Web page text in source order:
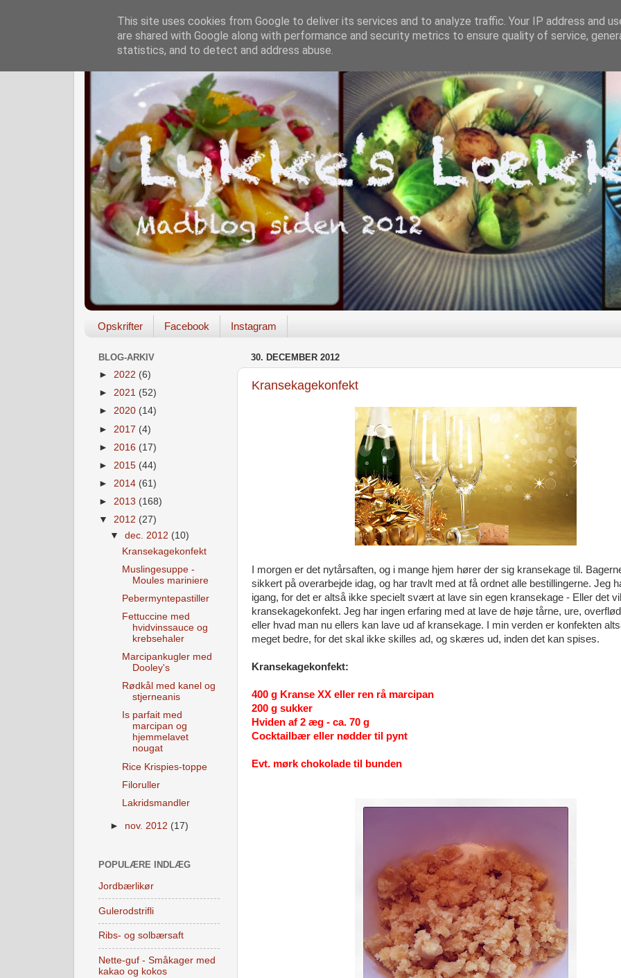
Opskrifter Facebook Instagram
30. DECEMBER 2012
Kransekagekonfekt
I morgen er det nytårsaften, og i mange hjem hører der sig kransekage til.
sikkert på overarbejde idag, og har travlt med at få ordnet alle bestillingerne. Jeg
igang, for det er altså ikke specielt svært at lave sin egen kransekage - Eller det
kransekagekonfekt. Jeg har ingen erfaring med at lave de høje tårne, ure,
eller hvad man nu ellers kan lave ud af kransekage. I min verden er konfekten
meget bedre, for det skal ikke skilles ad, og skæres ud, inden det kan spises.
Kransekagekonfekt:
400 g Kranse XX eller ren rå marcipan
200 g sukker
Hviden af 2 æg - ca. 70 g
Cocktailbær eller nødder til pynt
Evt. mørk chokolade til bunden
BLOG-ARKIV
► 2022 (6)
► 2021 (52)
► 2020 (14)
► 2017 (4)
► 2016 (17)
► 2015 (44)
► 2014 (61)
► 2013 (168)
▼ 2012 (27)
▼dec. 2012 (10)
Kransekagekonfekt
Muslingesuppe -
Moules mariniere
Pebermyntepastiller
Fettuccine med
hvidvinssauce og
krebsehaler
Marcipankugler med
Dooley's
Rødkål med kanel og
stjerneanis
Is parfait med
marcipan og
hjemmelavet
nougat
Rice Krispies-toppe
Filoruller
Lakridsmandler
► nov. 2012 (17)
POPULÆRE INDLÆG
Jordbærlikør
Gulerodstrifli
Ribs- og solbærsaft
Nette-guf - Småkager med
kakao og kokos
This site uses cookies from Google to deliver its services and to analyze traffic. Your IP address and
are shared with Google along with performance and security metrics to ensure quality of service,
statistics, and to detect and address abuse.